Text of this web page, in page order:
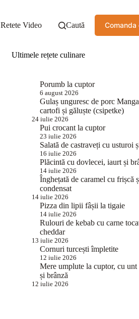
Retete Video Caută Comanda
Ultimele rețete culinare
Porumb la cuptor
6 august 2026
Gulaș unguresc de porc
cartofi și găluște (csipetke)
24 iulie 2026
Pui crocant la cuptor
23 iulie 2026
Salată de castraveți cu usturoi
16 iulie 2026
Plăcintă cu dovlecei, iaurt și
14 iulie 2026
Înghețată de caramel cu frișcă
condensat
14 iulie 2026
Pizza din lipii fâșii la tigaie
14 iulie 2026
Rulouri de kebab cu carne
cheddar
13 iulie 2026
Cornuri turcești împletite
12 iulie 2026
Mere umplute la cuptor, cu unt
și brânză
12 iulie 2026